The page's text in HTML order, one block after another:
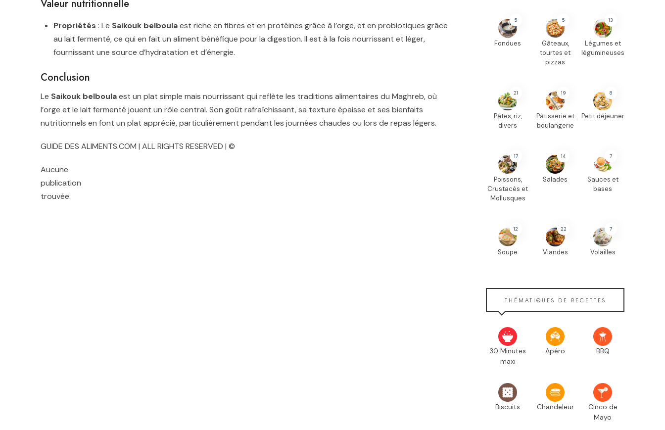
Valeur nutritionnelle
Propriétés : Le Saikouk belboulaest riche en fibres et en protéines grâce à l’orge, et en probiotiques grâce
au lait fermenté, ce qui en fait un aliment bénéfique pour la digestion. Il est à la fois nourrissant et léger,
fournissant une source d’hydratation et d’énergie.
Conclusion
Le Saikouk belboulaest un plat simple mais nourrissant qui reflète les traditions alimentaires du Maghreb, où
l’orge et le lait fermenté jouent un rôle central. Son goût rafraîchissant, sa texture épaisse et ses bienfaits
nutritionnels en font un plat apprécié, particulièrement pendant les journées chaudes ou lors de repas légers.
GUIDE DES ALIMENTS.COM | ALL RIGHTS RESERVED | ©
Aucune
publication
trouvée.
5
Fondues
5
Gâteaux,
tourtes et
pizzas
13
Légumes et
légumineuses
21
Pâtes, riz,
divers
19
Pâtisserie et
boulangerie
8
Petit déjeuner
17
Poissons,
Crustacés et
Mollusques
14
Salades
7
Sauces et
bases
12
Soupe
22
Viandes
7
Volailles
THÉMATIQUES DE RECETTES
30 Minutes
maxi
Apéro BBQ
Biscuits Chandeleur
Cinco de
Mayo